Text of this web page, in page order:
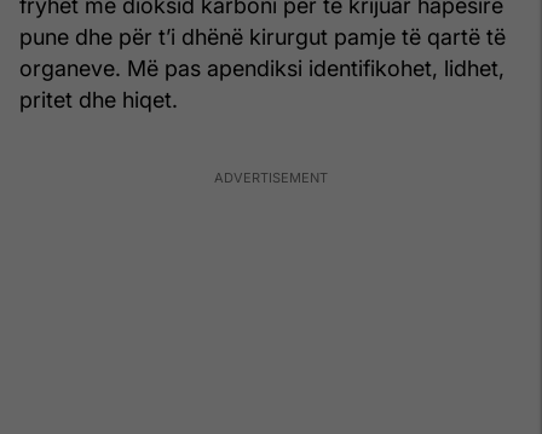
fryhet me dioksid karboni për të krijuar hapësirë
pune dhe për t’i dhënë kirurgut pamje të qartë të
organeve. Më pas apendiksi identifikohet, lidhet,
pritet dhe hiqet.